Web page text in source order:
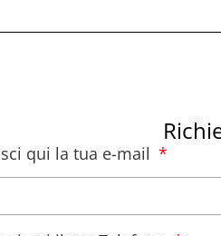
qui la tua e-mail